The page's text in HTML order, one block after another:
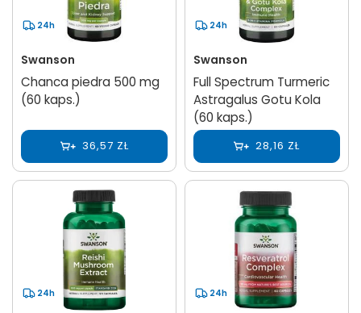
24h
Swanson
Chanca piedra 500 mg
(60 kaps.)
36,57 ZŁ
24h
Swanson
Full Spectrum Turmeric
Astragalus Gotu Kola
(60 kaps.)
28,16 ZŁ
24h 24h